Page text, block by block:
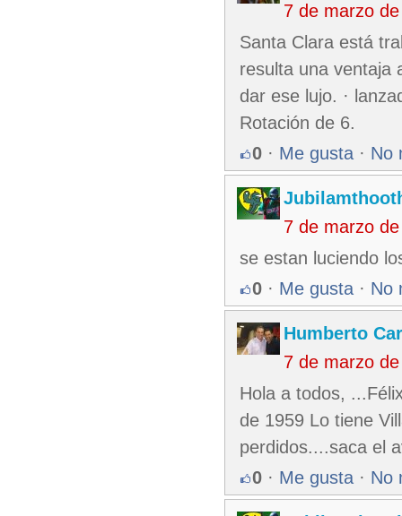
7 de marzo
Santa Clara está
resulta una ventaja
dar ese lujo. ·
Rotación de 6.
0 · Me gusta · No
7 de marzo
se estan luciendo
0 · Me gusta · No
Humberto
7 de marzo
Hola a todos,
de 1959 Lo tiene
perdidos....saca el
0 · Me gusta · No